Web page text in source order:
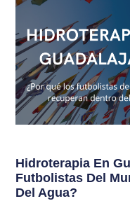
Hidroterapia En
Futbolistas Del
Del Agua?